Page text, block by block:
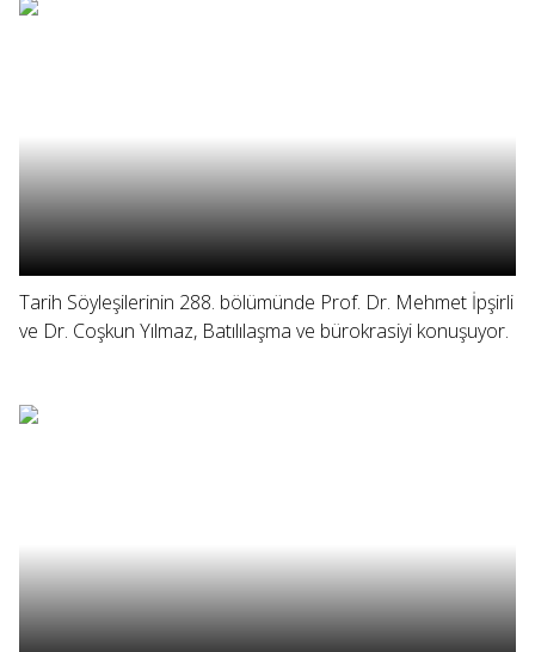
Tarih Söyleşilerinin 288. bölümünde Prof. Dr. Mehmet İpşirli
ve Dr. Coşkun Yılmaz, Batılılaşma ve bürokrasiyi konuşuyor.